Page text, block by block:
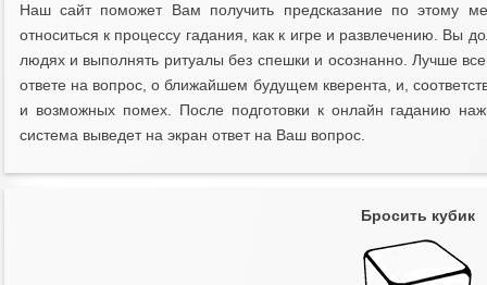
Наш сайт поможет Вам получить предсказание по этому
относиться к процессу гадания, как к игре и развлечению. Вы
людях и выполнять ритуалы без спешки и осознанно. Лучше
ответе на вопрос, о ближайшем будущем кверента, и,
и возможных помех. После подготовки к онлайн гаданию
система выведет на экран ответ на Ваш вопрос.
Бросить кубик